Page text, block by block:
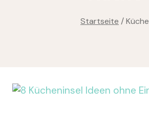
Startseite /Küche